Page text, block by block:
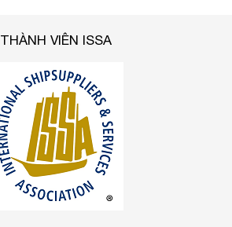
THÀNH VIÊN ISSA